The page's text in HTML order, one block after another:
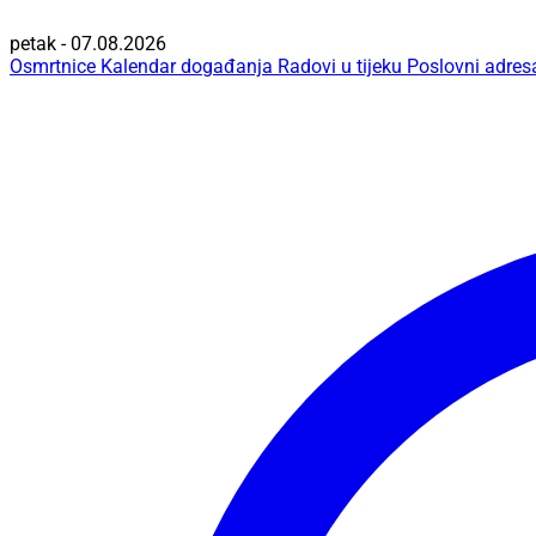
petak - 07.08.2026
Osmrtnice Kalendar događanja Radovi u tijeku Poslovni